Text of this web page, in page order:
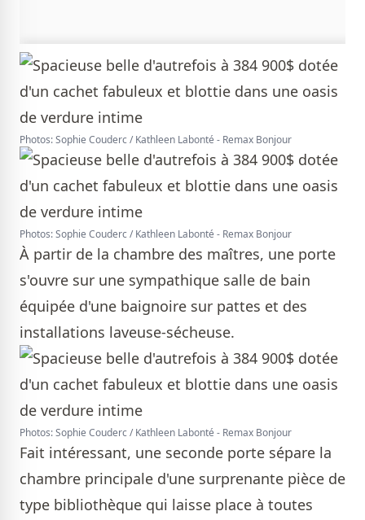
Photos: Sophie Couderc / Kathleen Labonté - Remax Bonjour
Photos: Sophie Couderc / Kathleen Labonté - Remax Bonjour
À partir de la chambre des maîtres, une porte
s'ouvre sur une sympathique salle de bain
équipée d'une baignoire sur pattes et des
installations laveuse-sécheuse.
Photos: Sophie Couderc / Kathleen Labonté - Remax Bonjour
Fait intéressant, une seconde porte sépare la
chambre principale d'une surprenante pièce de
type bibliothèque qui laisse place à toutes